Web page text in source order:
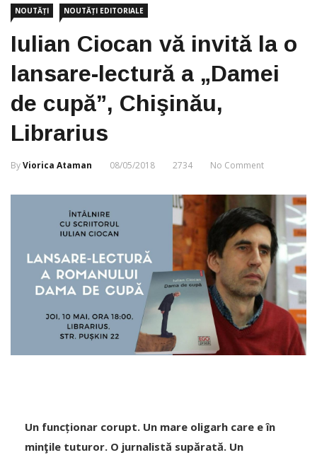
NOUTĂȚI NOUTĂȚI EDITORIALE
Iulian Ciocan vă invită la o
lansare-lectură a „Damei
de cupă”, Chişinău,
Librarius
ByViorica Ataman 08/05/2018 2734 No Comment
Un funcționar corupt. Un mare oligarh care e în
minţile tuturor. O jurnalistă supărată. Un